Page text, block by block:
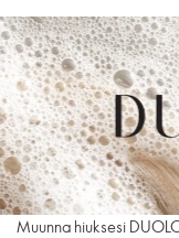
Muunna hiuksesi